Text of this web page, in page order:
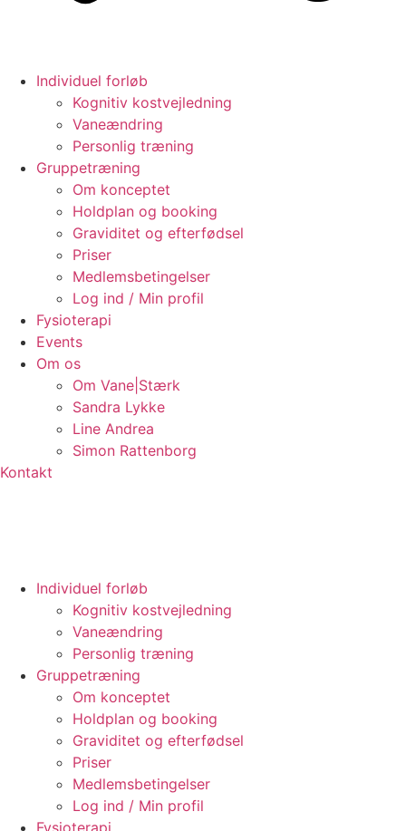
Individuel forløb
Kognitiv kostvejledning
Vaneændring
Personlig træning
Gruppetræning
Om konceptet
Holdplan og booking
Graviditet og efterfødsel
Priser
Medlemsbetingelser
Log ind / Min profil
Fysioterapi
Events
Om os
Om Vane|Stærk
Sandra Lykke
Line Andrea
Simon Rattenborg
Kontakt
Individuel forløb
Kognitiv kostvejledning
Vaneændring
Personlig træning
Gruppetræning
Om konceptet
Holdplan og booking
Graviditet og efterfødsel
Priser
Medlemsbetingelser
Log ind / Min profil
Fysioterapi